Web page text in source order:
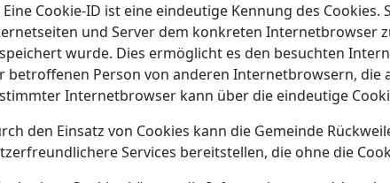
Eine Cookie-ID ist eine eindeutige Kennung des
und Server dem konkreten Internetbrowser
wurde. Dies ermöglicht es den besuchten
betroffenen Person von anderen Internetbrowsern, die
Internetbrowser kann über die eindeutige
den Einsatz von Cookies kann die Gemeinde
Services bereitstellen, die ohne die